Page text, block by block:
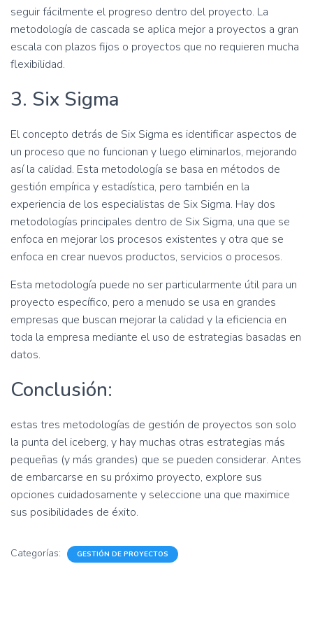
seguir fácilmente el progreso dentro del proyecto. La
metodología de cascada se aplica mejor a proyectos a gran
escala con plazos fijos o proyectos que no requieren mucha
flexibilidad.
3. Six Sigma
El concepto detrás de Six Sigma es identificar aspectos de
un proceso que no funcionan y luego eliminarlos, mejorando
así la calidad. Esta metodología se basa en métodos de
gestión empírica y estadística, pero también en la
experiencia de los especialistas de Six Sigma. Hay dos
metodologías principales dentro de Six Sigma, una que se
enfoca en mejorar los procesos existentes y otra que se
enfoca en crear nuevos productos, servicios o procesos.
Esta metodología puede no ser particularmente útil para un
proyecto específico, pero a menudo se usa en grandes
empresas que buscan mejorar la calidad y la eficiencia en
toda la empresa mediante el uso de estrategias basadas en
datos.
Conclusión:
estas tres metodologías de gestión de proyectos son solo
la punta del iceberg, y hay muchas otras estrategias más
pequeñas (y más grandes) que se pueden considerar. Antes
de embarcarse en su próximo proyecto, explore sus
opciones cuidadosamente y seleccione una que maximice
sus posibilidades de éxito.
Categorías: GESTIÓN DE PROYECTOS